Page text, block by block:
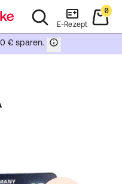
E-Rezept
0
€ sparen.